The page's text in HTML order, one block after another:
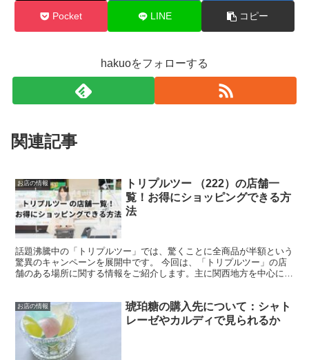
Pocket LINE コピー
hakuoをフォローする
関連記事
お店の情報
トリプルツー （222）の店舗一
覧！お得にショッピングできる方
法
話題沸騰中の「トリプルツー」では、驚くことに全商品が半額という
驚異のキャンペーンを展開中です。 今回は、「トリプルツー」の店
舗のある場所に関する情報をご紹介します。主に関西地方を中心に、
お店の情報
琥珀糖の購入先について：シャト
レーゼやカルディで見られるか